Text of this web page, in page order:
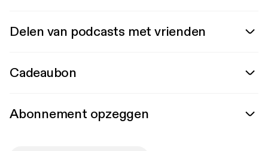
Delen van podcasts met vrienden
Cadeaubon
Abonnement opzeggen